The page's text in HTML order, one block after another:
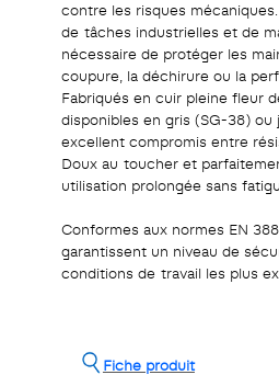
contre les risques
de tâches industrielles et de
nécessaire de protéger les
coupure, la déchirure ou la
Fabriqués en cuir pleine fleur
disponibles en gris (SG-38)
excellent compromis entre
Doux au toucher et
utilisation prolongée sans
Conformes aux normes EN
garantissent un niveau de
conditions de travail les plus
Fiche produit